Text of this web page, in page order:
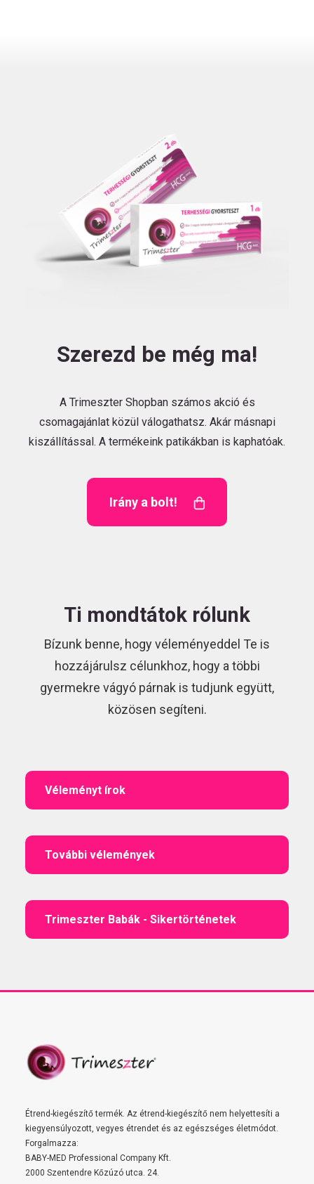
Szerezd be még ma!
A Trimeszter Shopban számos akció és
csomagajánlat közül válogathatsz. Akár másnapi
kiszállítással. A termékeink patikákban is kaphatóak.
Irány a bolt!
Ti mondtátok rólunk
Bízunk benne, hogy véleményeddel Te is
hozzájárulsz célunkhoz, hogy a többi
gyermekre vágyó párnak is tudjunk együtt,
közösen segíteni.
Véleményt írok
További vélemények
Trimeszter Babák - Sikertörténetek
Étrend-kiegészítő termék. Az étrend-kiegészítő nem helyettesíti a
kiegyensúlyozott, vegyes étrendet és az egészséges életmódot.
Forgalmazza:
BABY-MED Professional Company Kft.
2000 Szentendre Kőzúzó utca. 24.